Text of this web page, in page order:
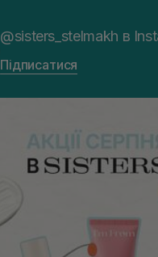
@sisters_stelmakh в
Підписатися